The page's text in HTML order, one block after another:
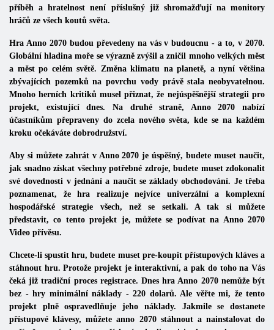
příběh a hratelnost není příslušný již shromažďují na monitory
hráčů ze všech koutů světa.
Hra Anno 2070 budou převedeny na vás v budoucnu - a to, v 2070.
Globální hladina moře se výrazně zvýšil a zničil mnoho velkých měst
a měst po celém světě. Změna klimatu na planetě, a nyní většina
zbývajících pozemků na povrchu vody právě stala neobyvatelnou.
Mnoho herních kritiků musel přiznat, že nejúspěšnější strategii pro
projekt, existující dnes. Na druhé straně, Anno 2070 nabízí
účastníkům přepraveny do zcela nového světa, kde se na každém
kroku očekáváte dobrodružství.
Aby si můžete zahrát v Anno 2070 je úspěšný, budete muset naučit,
jak snadno získat všechny potřebné zdroje, budete muset zdokonalit
své dovednosti v jednání a naučit se základy obchodování. Je třeba
poznamenat, že hra realizuje nejvíce univerzální a komplexní
hospodářské strategie všech, než se setkali. A tak si můžete
představit, co tento projekt je, můžete se podívat na Anno 2070
Video přívěsu.
Chcete-li spustit hru, budete muset pre-koupit přístupových kláves a
stáhnout hru. Protože projekt je interaktivní, a pak do toho na Vás
čeká již tradiční proces registrace. Dnes hra Anno 2070 nemůže být
bez - hry minimální náklady - 220 dolarů. Ale věřte mi, že tento
projekt plně ospravedlňuje jeho náklady. Jakmile se dostanete
přístupové klávesy, můžete anno 2070 stáhnout a nainstalovat do